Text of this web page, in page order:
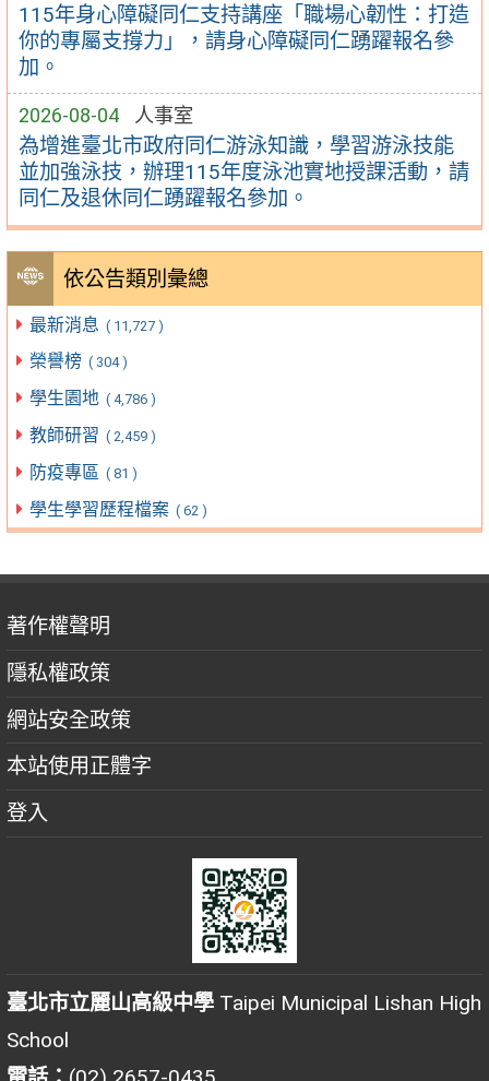
115年身心障礙同仁支持講座「職場心韌性：打造
你的專屬支撐力」，請身心障礙同仁踴躍報名參
加。
2026-08-04 人事室
為增進臺北市政府同仁游泳知識，學習游泳技能
並加強泳技，辦理115年度泳池實地授課活動，請
同仁及退休同仁踴躍報名參加。
依公告類別彙總
最新消息 ( 11,727 )
榮譽榜 ( 304 )
學生園地 ( 4,786 )
教師研習 ( 2,459 )
防疫專區 ( 81 )
學生學習歷程檔案 ( 62 )
著作權聲明
隱私權政策
網站安全政策
本站使用正體字
登入
臺北市立麗山高級中學 Taipei Municipal Lishan High
School